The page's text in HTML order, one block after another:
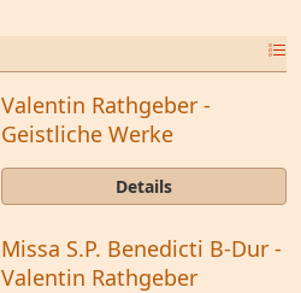
Valentin Rathgeber -
Geistliche Werke
Details
Missa S.P. Benedicti B-Dur -
Valentin Rathgeber